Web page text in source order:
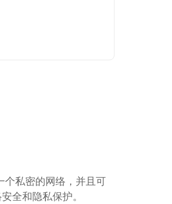
个私密的网络，并且可
全和隐私保护。